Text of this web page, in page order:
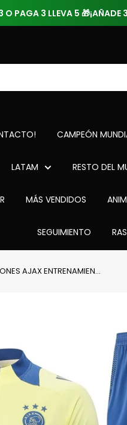
O PAGA 3 LLEVA 5
CAMPEÓN
LATAM RESTO DEL
MÁS VENDIDOS
SEGUIMIENTO
AJAX ENTRENAMIEN...